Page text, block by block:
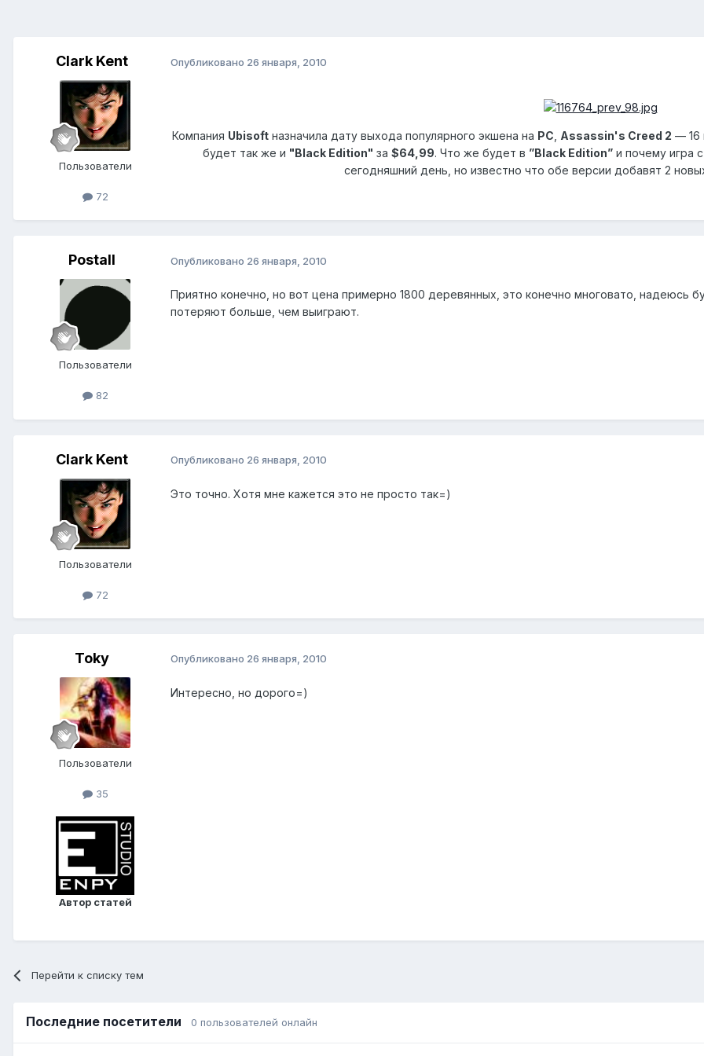
Clark Kent
Пользователи
72
Опубликовано 26 января, 2010
Компания Ubisoftназначила дату выхода популярного экшена на PC Assassin's Creed 2 — 16
будет так же и "Black Edition" за $64,99. Что же будет в ”Black Edition”и почему игра
сегодняшний день, но известно что обе версии добавят 2
Postall
Пользователи
82
Опубликовано 26 января, 2010
Приятно конечно, но вот цена примерно 1800 деревянных, это конечно многовато, надеюсь
потеряют больше, чем выиграют.
Clark Kent
Пользователи
72
Опубликовано 26 января, 2010
Это точно. Хотя мне кажется это не просто так=)
Toky
Пользователи
35
Автор статей
Опубликовано 26 января, 2010
Интересно, но дорого=)
Перейти к списку тем
Последние посетители 0 пользователей онлайн